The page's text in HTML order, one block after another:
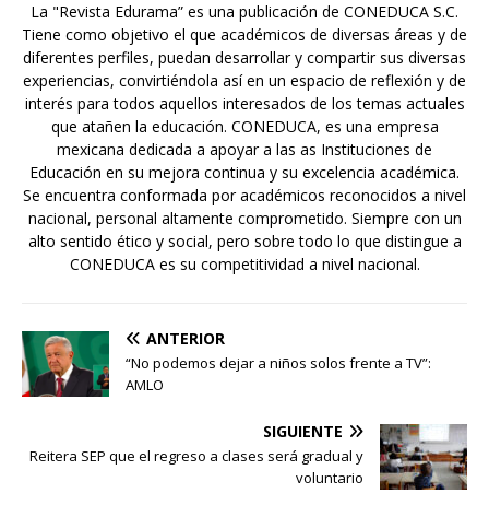
La "Revista Edurama” es una publicación de CONEDUCA S.C.
Tiene como objetivo el que académicos de diversas áreas y de
diferentes perfiles, puedan desarrollar y compartir sus diversas
experiencias, convirtiéndola así en un espacio de reflexión y de
interés para todos aquellos interesados de los temas actuales
que atañen la educación. CONEDUCA, es una empresa
mexicana dedicada a apoyar a las as Instituciones de
Educación en su mejora continua y su excelencia académica.
Se encuentra conformada por académicos reconocidos a nivel
nacional, personal altamente comprometido. Siempre con un
alto sentido ético y social, pero sobre todo lo que distingue a
CONEDUCA es su competitividad a nivel nacional.
ANTERIOR
“No podemos dejar a niños solos frente a TV”:
AMLO
SIGUIENTE
Reitera SEP que el regreso a clases será gradual y
voluntario